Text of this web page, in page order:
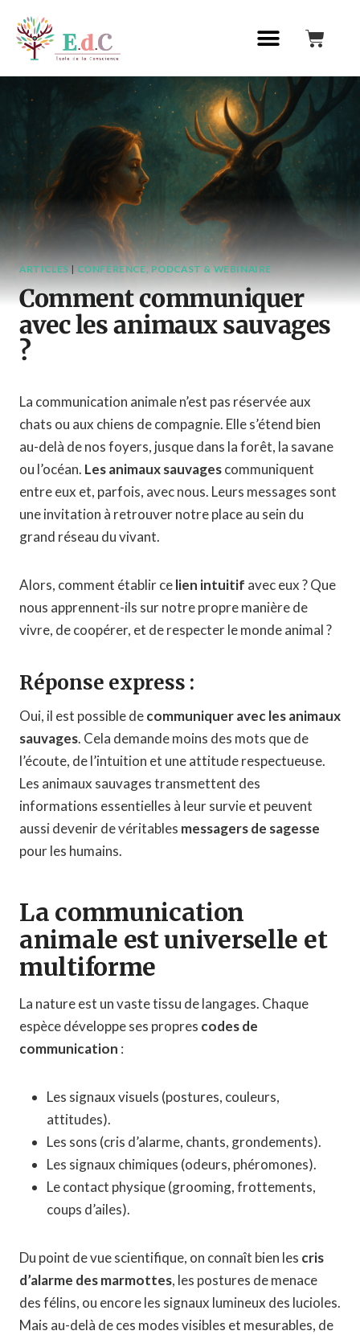
ARTICLES | CONFÉRENCE, PODCAST & WEBINAIRE
Comment communiquer
avec les animaux sauvages
?
La communication animale n’est pas réservée aux
chats ou aux chiens de compagnie. Elle s’étend bien
au-delà de nos foyers, jusque dans la forêt, la savane
ou l’océan. Les animaux sauvagescommuniquent
entre eux et, parfois, avec nous. Leurs messages sont
une invitation à retrouver notre place au sein du
grand réseau du vivant.
Alors, comment établir celien intuitif avec eux ? Que
nous apprennent-ils sur notre propre manière de
vivre, de coopérer, et de respecter le monde animal ?
Réponse express :
Oui, il est possible decommuniquer avec les animaux
sauvages. Cela demande moins des mots que de
l’écoute, de l’intuition et une attitude respectueuse.
Les animaux sauvages transmettent des
informations essentielles à leur survie et peuvent
aussi devenir de véritables messagers de sagesse
pour les humains.
La communication
animale est universelle et
multiforme
La nature est un vaste tissu de langages. Chaque
espèce développe ses propres codes de
communication :
Les signaux visuels (postures, couleurs,
attitudes).
Les sons (cris d’alarme, chants, grondements).
Les signaux chimiques (odeurs, phéromones).
Le contact physique (grooming, frottements,
coups d’ailes).
Du point de vue scientifique, on connaît bien les cris
d’alarme des marmottes, les postures de menace
des félins, ou encore les signaux lumineux des lucioles.
Mais au-delà de ces modes visibles et mesurables, de